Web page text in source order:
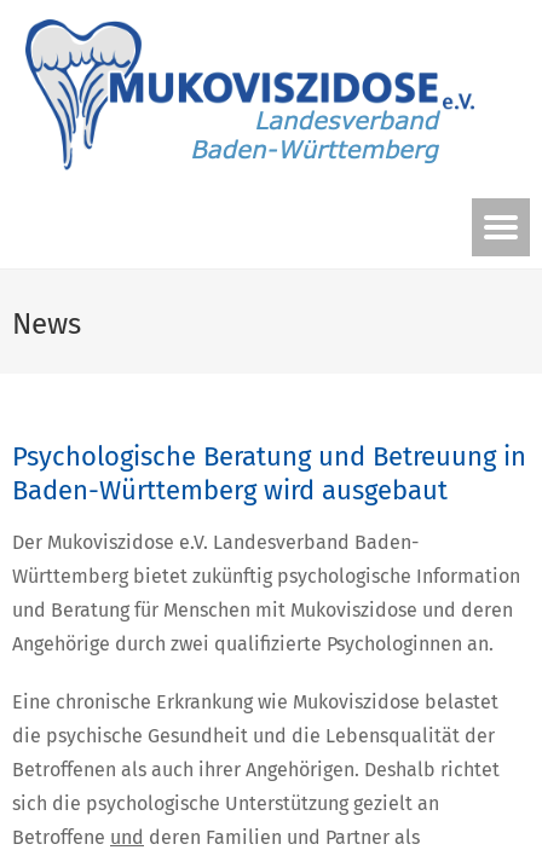
News
Psychologische Beratung und Betreuung in
Baden-Württemberg wird ausgebaut
Der Mukoviszidose e.V. Landesverband Baden-
Württemberg bietet zukünftig psychologische Information
und Beratung für Menschen mit Mukoviszidose und deren
Angehörige durch zwei qualifizierte Psychologinnen an.
Eine chronische Erkrankung wie Mukoviszidose belastet
die psychische Gesundheit und die Lebensqualität der
Betroffenen als auch ihrer Angehörigen. Deshalb richtet
sich die psychologische Unterstützung gezielt an
Betroffene und deren Familien und Partner als